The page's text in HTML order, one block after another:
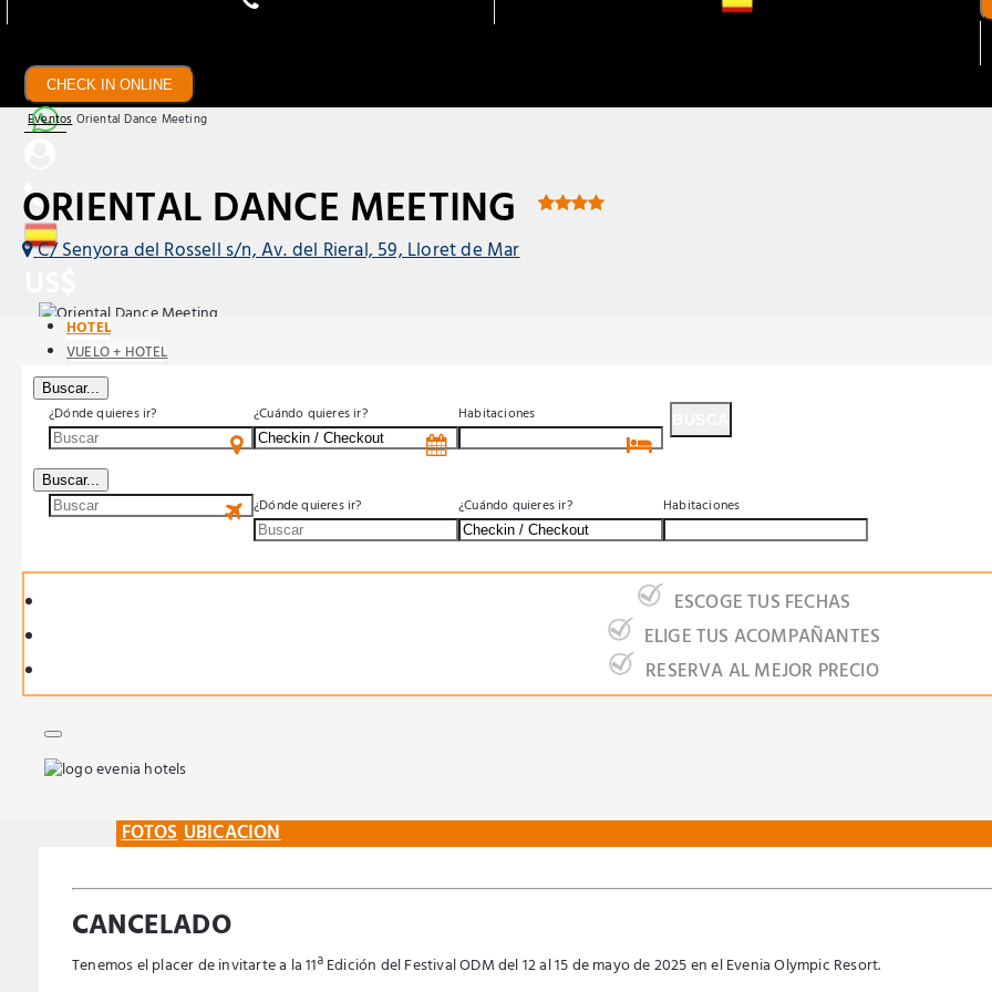
CHECK IN ONLINE
EventosOriental Dance Meeting
ORIENTAL DANCE MEETING
C/ Senyora del Rossell s/n, Av. del Rieral, 59, Lloret de Mar
HOTEL
VUELO + HOTEL
Buscar...
¿Dónde quieres ir? ¿Cuándo quieres ir? Habitaciones
Buscar...
¿Dónde quieres ir? ¿Cuándo quieres ir? Habitaciones
ESCOGE TUS FECHAS
ELIGE TUS ACOMPAÑANTES
RESERVA AL MEJOR PRECIO
FOTOSUBICACION
CANCELADO
Tenemos el placer de invitarte a la 11ª Edición del Festival ODM del 12 al 15 de mayo de 2025 en el Evenia Olympic Resort.